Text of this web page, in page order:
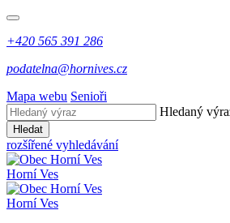
+420 565 391 286
podatelna@hornives.cz
Mapa webu Senioři
Hledaný
Hledat
rozšířené vyhledávání
Horní Ves
Horní Ves